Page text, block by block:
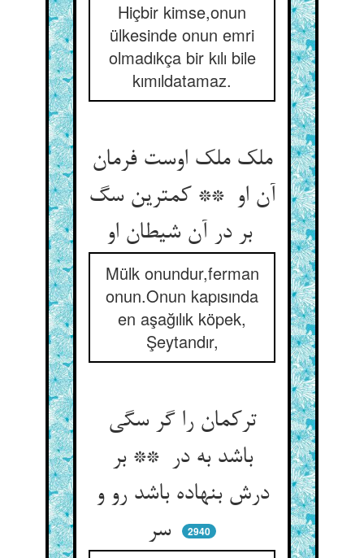
Hiçbir kimse,onun
ülkesinde onun emri
olmadıkça bir kılı bile
kımıldatamaz.
ملک ملک اوست فرمان
آن او ** کمترین سگ
بر در آن شیطان او
Mülk onundur,ferman
onun.Onun kapısında
en aşağılık köpek,
Şeytandır,
ترکمان را گر سگی
باشد به در ** بر
درش بنهاده باشد رو و
سر
2940